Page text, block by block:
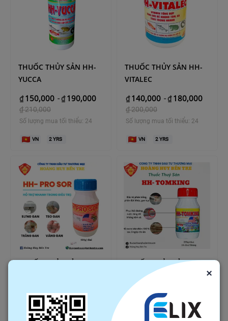
THUỐC THỦY SẢN HH-
YUCCA
₫ 150,000 -₫ 190,000
₫210,000
Số lượng mua tối thiểu: 24
VN 2YRS
THUỐC THỦY SẢN HH-
VITALEC
₫ 140,000 -₫ 180,000
₫200,000
Số lượng mua tối thiểu: 24
VN 2YRS
THUỐC THỦY SẢN HH-
180,000-₫220,000
252,000
Số lượng mua tối thiểu: 24
THUỐC THỦY SẢN HH-
TOMKING
₫ 300,000-
420,000
Số lượng mua tối thiểu: 24
×